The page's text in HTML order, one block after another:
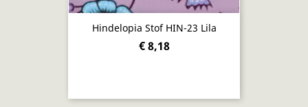
Hindelopia Stof HIN-23 Lila
€ 8,18